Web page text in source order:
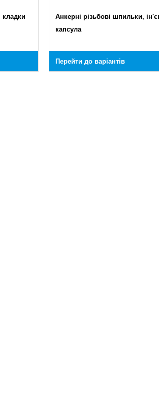
кладки
Анкерні різьбові шпильки,
капсула
Перейти до варіантів